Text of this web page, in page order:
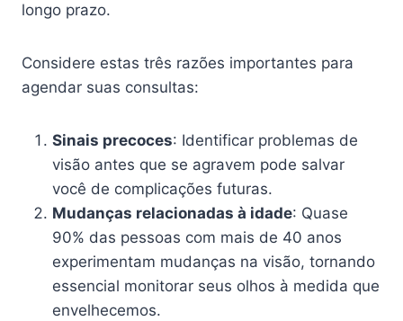
longo prazo.
Considere estas três razões importantes para
agendar suas consultas:
Sinais precoces: Identificar problemas de
visão antes que se agravem pode salvar
você de complicações futuras.
Mudanças relacionadas à idade: Quase
90% das pessoas com mais de 40 anos
experimentam mudanças na visão, tornando
essencial monitorar seus olhos à medida que
envelhecemos.